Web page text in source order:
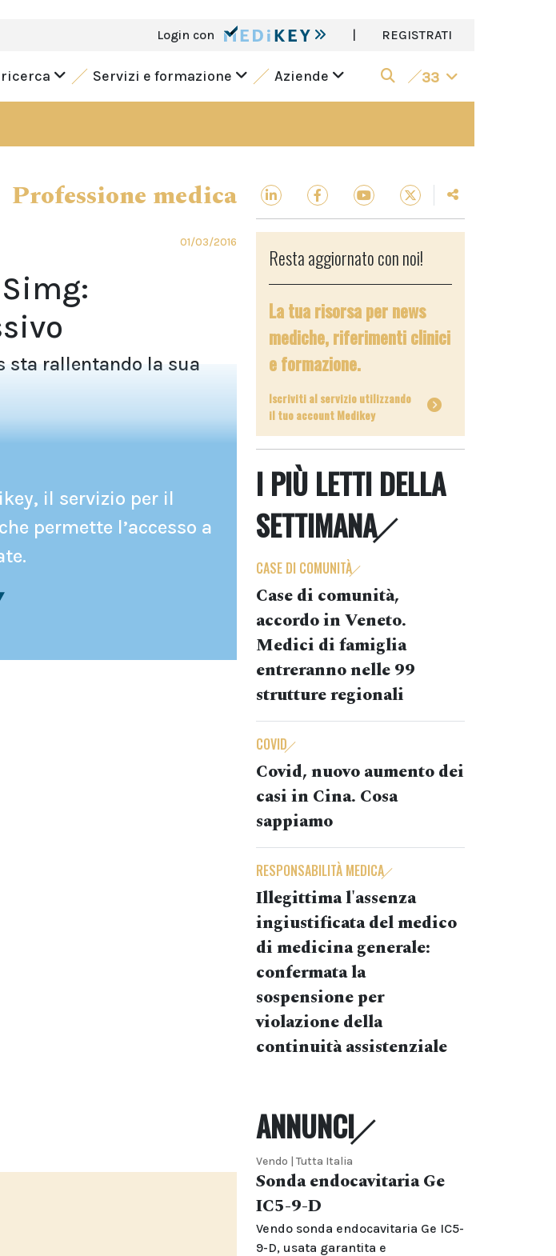
Login con | REGISTRATI
Servizi e formazione Aziende 33
Professione medica
01/03/2016
sta rallentando la sua
il servizio per il
permette l’accesso a
Resta aggiornato con noi!
La tua risorsa per news
mediche, riferimenti clinici
e formazione.
Iscriviti al servizio utilizzando
il tuo account Medikey
I PIÙ LETTI DELLA
SETTIMANA
CASE DI COMUNITÀ
Case di comunità,
accordo in Veneto.
Medici di famiglia
entreranno nelle 99
strutture regionali
COVID
Covid, nuovo aumento dei
casi in Cina. Cosa
sappiamo
RESPONSABILITÀ MEDICA
Illegittima l'assenza
ingiustificata del medico
di medicina generale:
confermata la
sospensione per
violazione della
continuità assistenziale
ANNUNCI
Vendo | Tutta Italia
Sonda endocavitaria Ge
IC5-9-D
Vendo sonda endocavitaria Ge IC5-
9-D, usata garantita e